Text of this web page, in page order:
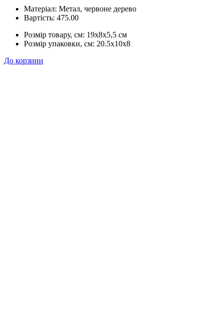
Матеріал: Метал, червоне дерево
Вартість: 475.00
Розмір товару, см: 19x8x5,5 см
Розмір упаковки, см: 20.5x10x8
До корзини